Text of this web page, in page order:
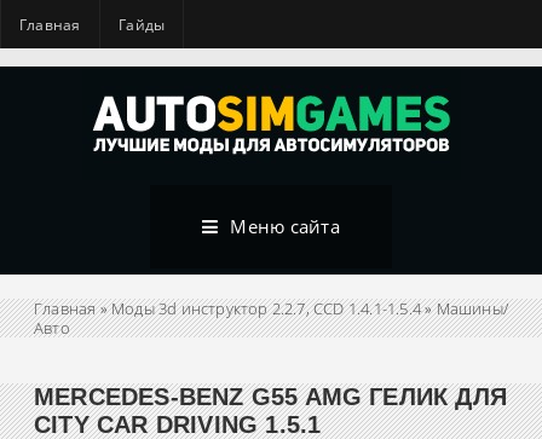
Главная Гайды
Меню сайта
Главная»Моды 3d инструктор 2.2.7, CCD 1.4.1-1.5.4»Машины/
Авто
MERCEDES-BENZ G55 AMG ГЕЛИК ДЛЯ
CITY CAR DRIVING 1.5.1